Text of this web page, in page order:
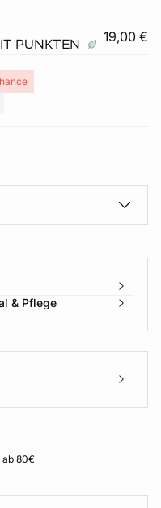
PUNKTEN 19,00 €
& Pflege
ab 80€